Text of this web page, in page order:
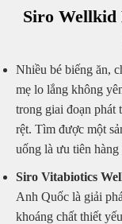
Siro
Nhiều bé biếng ăn,
mẹ lo lắng không
trong giai đoạn phát
rệt. Tìm được một
uống là ưu tiên hàng
Siro Vitabiotics
Anh Quốc là giải
khoáng chất thiết